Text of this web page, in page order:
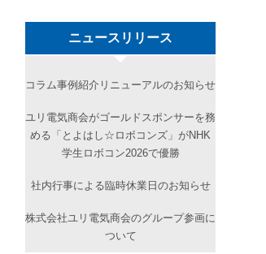
ニュースリリース
コラム事例紹介リニューアルのお知らせ
ユリ電気商会がゴールドスポンサーを務
める「とよはし☆ロボコンズ」がNHK
学生ロボコン2026で優勝
社内行事による臨時休業日のお知らせ
株式会社ユリ電気商会のグループ参画に
ついて